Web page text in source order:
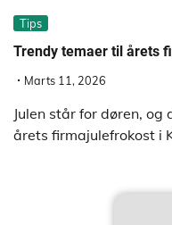
Tips
Trendy temaer til årets
Marts 11, 2026
Julen står for døren,
årets firmajulefrokost i